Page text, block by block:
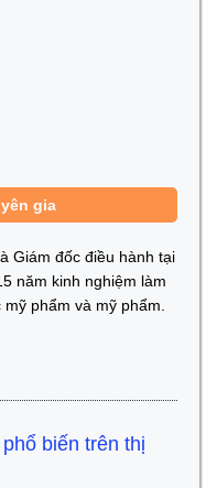
gia
Giám đốc điều hành tại
năm kinh nghiệm làm
phẩm và mỹ phẩm.
biến trên thị